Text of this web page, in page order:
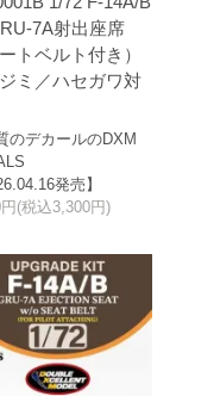
7A射出座席
ートベルト付き）
ジミ／ハセガワ対
のデカールのDXM
発売】
(税込3,300円)